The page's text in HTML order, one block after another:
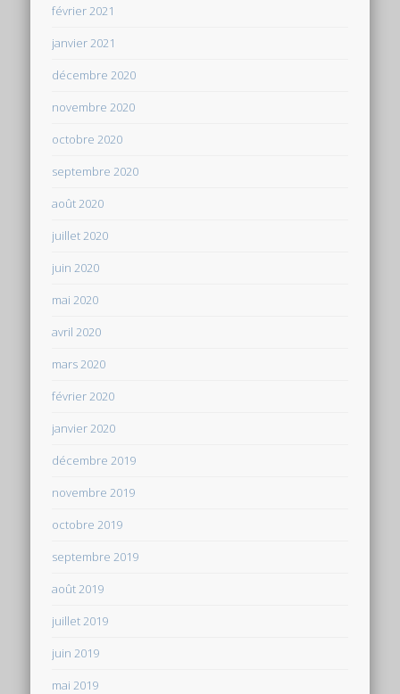
février 2021
janvier 2021
décembre 2020
novembre 2020
octobre 2020
septembre 2020
août 2020
juillet 2020
juin 2020
mai 2020
avril 2020
mars 2020
février 2020
janvier 2020
décembre 2019
novembre 2019
octobre 2019
septembre 2019
août 2019
juillet 2019
juin 2019
mai 2019